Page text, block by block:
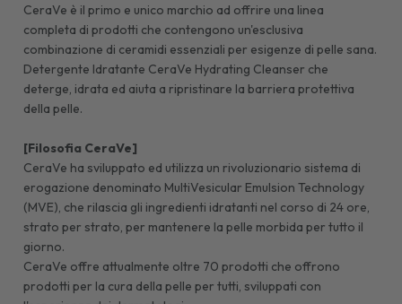
CeraVe è il primo e unico marchio ad offrire una linea
completa di prodotti che contengono un'esclusiva
combinazione di ceramidi essenziali per esigenze di pelle sana.
Detergente Idratante CeraVe Hydrating Cleanser che
deterge, idrata ed aiuta a ripristinare la barriera protettiva
della pelle.
[Filosofia CeraVe]
CeraVe ha sviluppato ed utilizza un rivoluzionario sistema di
erogazione denominato MultiVesicular Emulsion Technology
(MVE), che rilascia gli ingredienti idratanti nel corso di 24 ore,
strato per strato, per mantenere la pelle morbida per tutto il
giorno.
CeraVe offre attualmente oltre 70 prodotti che offrono
prodotti per la cura della pelle per tutti, sviluppati con